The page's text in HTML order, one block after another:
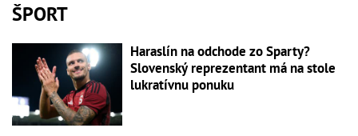
ŠPORT
Haraslín na odchode zo Sparty?
Slovenský reprezentant má na stole
lukratívnu ponuku